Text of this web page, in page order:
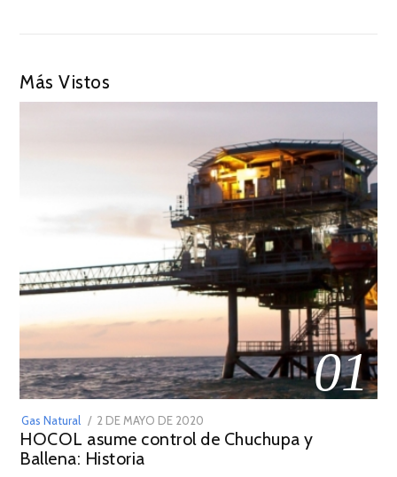
Más Vistos
01
Gas Natural
POSTED
ON
2 DE MAYO DE 2020
DE
HOCOL asume control de Chuchupa y
Ballena: Historia